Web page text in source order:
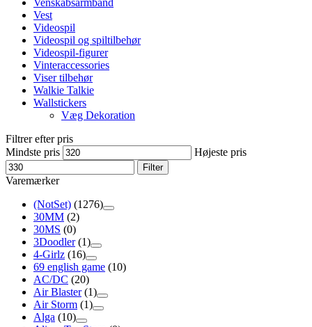
Vest
Videospil
Videospil og spiltilbehør
Videospil-figurer
Vinteraccessories
Viser tilbehør
Walkie Talkie
Wallstickers
Væg Dekoration
Filtrer efter pris
Mindste pris
Højeste pris
Filter
Varemærker
(NotSet) (1276)
30MM (2)
30MS (0)
3Doodler (1)
4-Girlz (16)
69 english game (10)
AC/DC (20)
Air Blaster (1)
Air Storm (1)
Alga (10)